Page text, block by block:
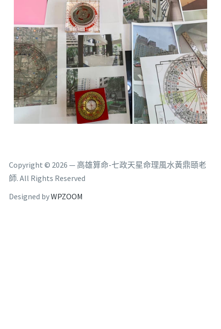
Copyright © 2026 — 高雄算命-七政天星命理風水黃鼎頤老
師. All Rights Reserved
Designed byWPZOOM